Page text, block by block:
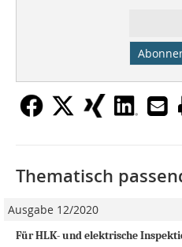
Thematisch
Ausgabe 12/2020
Für HLK- und elektrische